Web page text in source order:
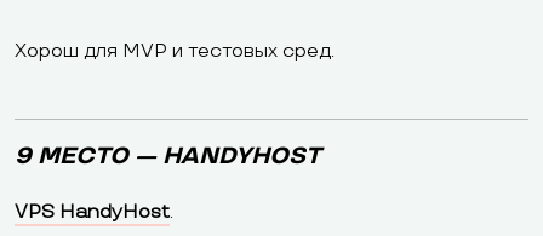
Хорош для MVP и тестовых сред.
9 МЕСТО — HANDYHOST
VPS HandyHost.